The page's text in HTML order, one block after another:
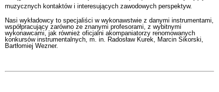
muzycznych kontaktów i interesujących zawodowych perspektyw.
Nasi wykładowcy to specjaliści w wykonawstwie z danymi instrumentami,
współpracujący zarówno ze znanymi profesorami, z wybitnymi
wykonawcami, jak również oficjalni akompaniatorzy renomowanych
konkursów instrumentalnych, m. in. Radosław Kurek, Marcin Sikorski,
Bartłomiej Wezner.